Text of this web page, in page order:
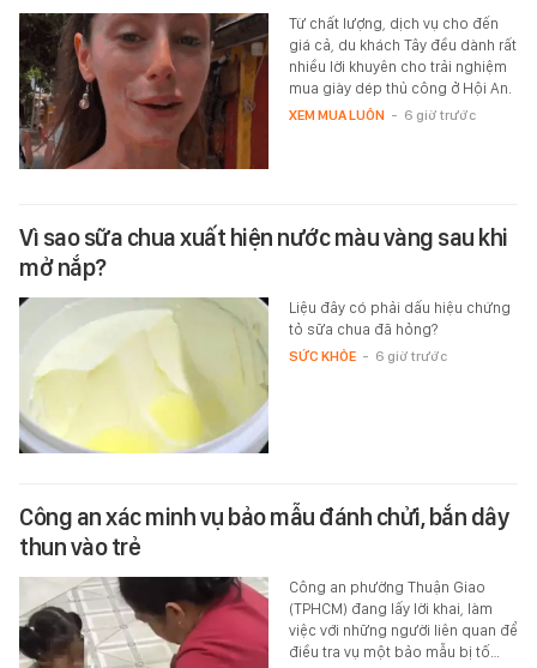
Từ chất lượng, dịch vụ cho đến
giá cả, du khách Tây đều dành rất
nhiều lời khuyên cho trải nghiệm
mua giày dép thủ công ở Hội An.
XEM MUA LUÔN - 6 giờ trước
Vì sao sữa chua xuất hiện nước màu vàng sau khi
mở nắp?
Liệu đây có phải dấu hiệu chứng
tỏ sữa chua đã hỏng?
SỨC KHỎE - 6 giờ trước
Công an xác minh vụ bảo mẫu đánh chửi, bắn dây
thun vào trẻ
Công an phường Thuận Giao
(TPHCM) đang lấy lời khai, làm
việc với những người liên quan để
điều tra vụ một bảo mẫu bị tố…